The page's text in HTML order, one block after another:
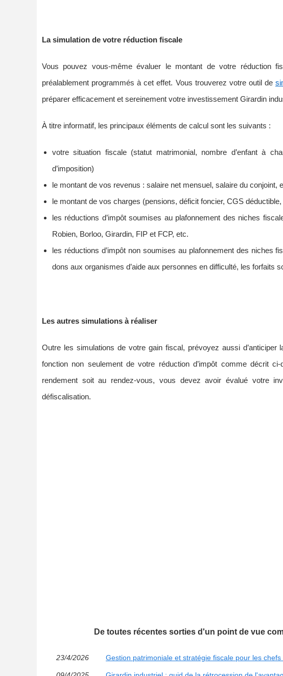
La simulation de votre réduction fiscale
Vous pouvez vous-même évaluer le montant de votre réduction
préalablement programmés à cet effet. Vous trouverez votre outil de
préparer efficacement et sereinement votre investissement Girardin
À titre informatif, les principaux éléments de calcul sont les suivants :
votre situation fiscale (statut matrimonial, nombre d’enfant à
d’imposition)
le montant de vos revenus : salaire net mensuel, salaire du conjoint,
le montant de vos charges (pensions, déficit foncier, CGS
les réductions d’impôt soumises au plafonnement des niches
Robien, Borloo, Girardin, FIP et FCP, etc.
les réductions d’impôt non soumises au plafonnement des niches
dons aux organismes d’aide aux personnes en difficulté, les forfaits
Les autres simulations à réaliser
Outre les simulations de votre gain fiscal, prévoyez aussi
fonction non seulement de votre réduction d’impôt comme décrit
rendement soit au rendez-vous, vous devez avoir évalué votre
défiscalisation.
De toutes récentes sorties d'un point de vue
23/4/2026 Gestion patrimoniale et stratégie fiscale pour les